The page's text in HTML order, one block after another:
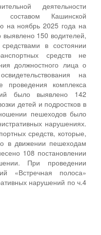
деятельности
составом Кашинской
на ноябрь 2025 года на
150 водителей,
в состоянии
средств не
должностного лица о
на
проведения комплекса
было выявлено 142
детей и подростков в
пешеходов было
нарушениях.
средств, которые,
в движении пешеходам
108 постановлении
При проведении
«Встречная полоса»
нарушений по ч.4